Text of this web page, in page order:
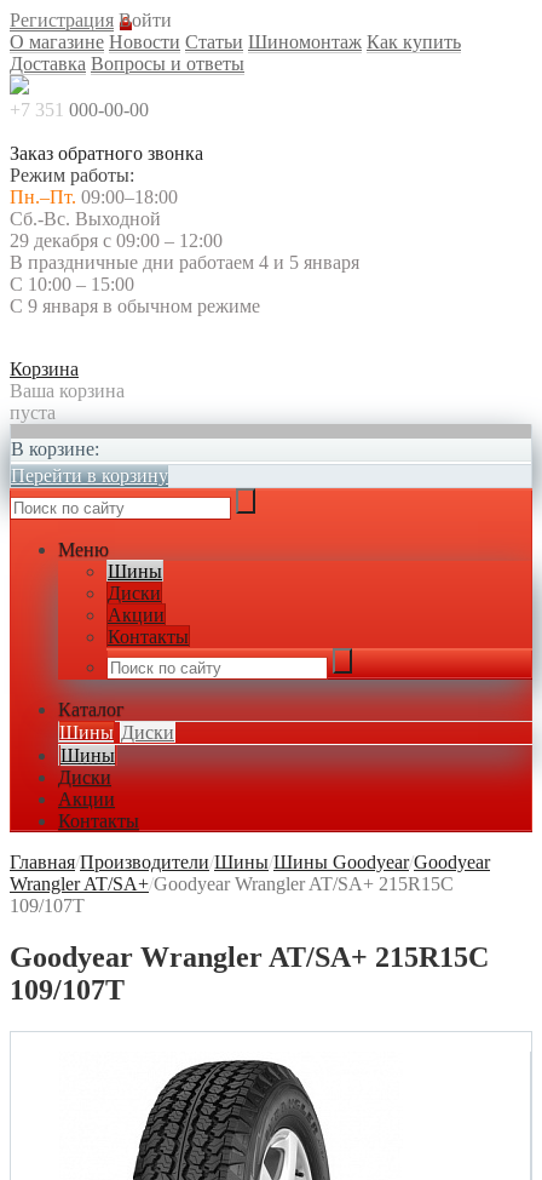
Регистрация Войти
О магазине Новости Статьи Шиномонтаж Как купить
Доставка Вопросы и ответы
+7 351 000-00-00
Заказ обратного звонка
Режим работы:
Пн.–Пт. 09:00–18:00
Сб.-Вс. Выходной
29 декабря с 09:00 – 12:00
В праздничные дни работаем 4 и 5 января
С 10:00 – 15:00
С 9 января в обычном режиме
Корзина
Ваша корзина
пуста
В корзине:
Перейти в корзину
Меню
Шины
Диски
Акции
Контакты
Каталог
Шины Диски
Шины
Диски
Акции
Контакты
Главная/Производители/Шины/Шины Goodyear/Goodyear
Wrangler AT/SA+/Goodyear Wrangler AT/SA+ 215R15C
109/107T
Goodyear Wrangler AT/SA+ 215R15C
109/107T